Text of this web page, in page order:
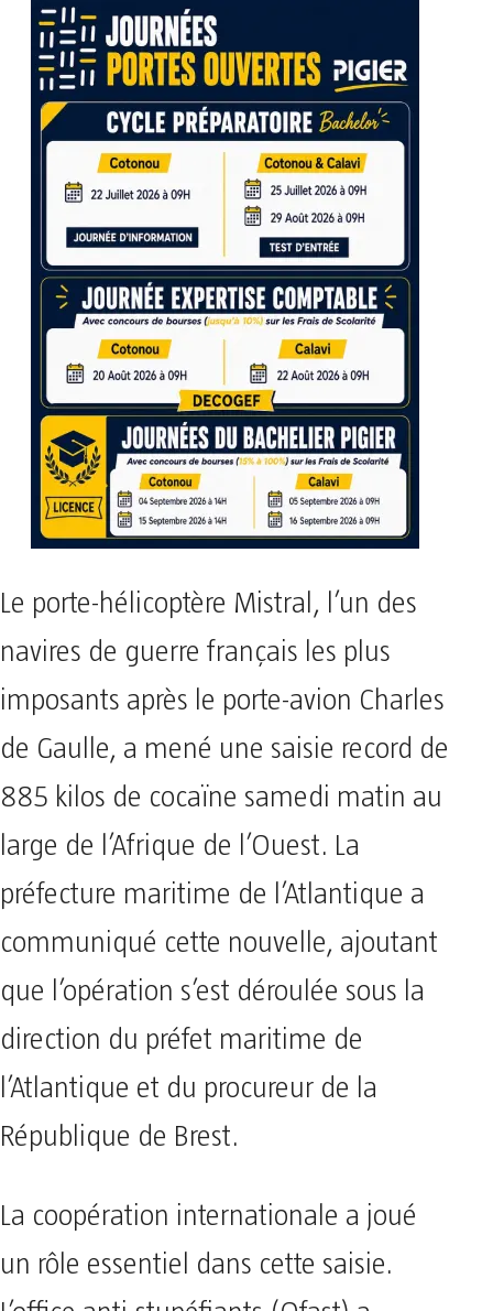
Le porte-hélicoptère Mistral, l’un des
navires de guerre français les plus
imposants après le porte-avion Charles
de Gaulle, a mené une saisie record de
885 kilos de cocaïne samedi matin au
large de l’Afrique de l’Ouest. La
préfecture maritime de l’Atlantique a
communiqué cette nouvelle, ajoutant
que l’opération s’est déroulée sous la
direction du préfet maritime de
l’Atlantique et du procureur de la
République de Brest.
La coopération internationale a joué
un rôle essentiel dans cette saisie.